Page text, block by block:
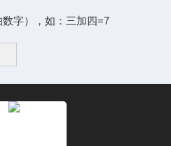
字），如：三加四=7